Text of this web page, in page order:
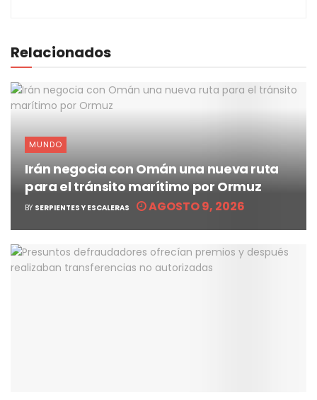
Relacionados
MUNDO
Irán negocia con Omán una nueva ruta
para el tránsito marítimo por Ormuz
BY SERPIENTES Y ESCALERAS AGOSTO 9, 2026